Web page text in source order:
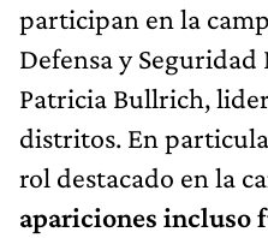
participan en la
Defensa y
Patricia Bullrich,
distritos. En
rol destacado en la
apariciones incluso